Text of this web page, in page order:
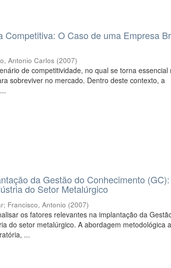
Competitiva: O Caso de uma Empresa
Antonio Carlos (2007)
de competitividade, no qual se torna essencial
sobreviver no mercado. Dentro deste contexto, a
da Gestão do Conhecimento
do Setor Metalúrgico
; Francisco, Antonio (2007)
os fatores relevantes na implantação da
do setor metalúrgico. A abordagem metodológica
...